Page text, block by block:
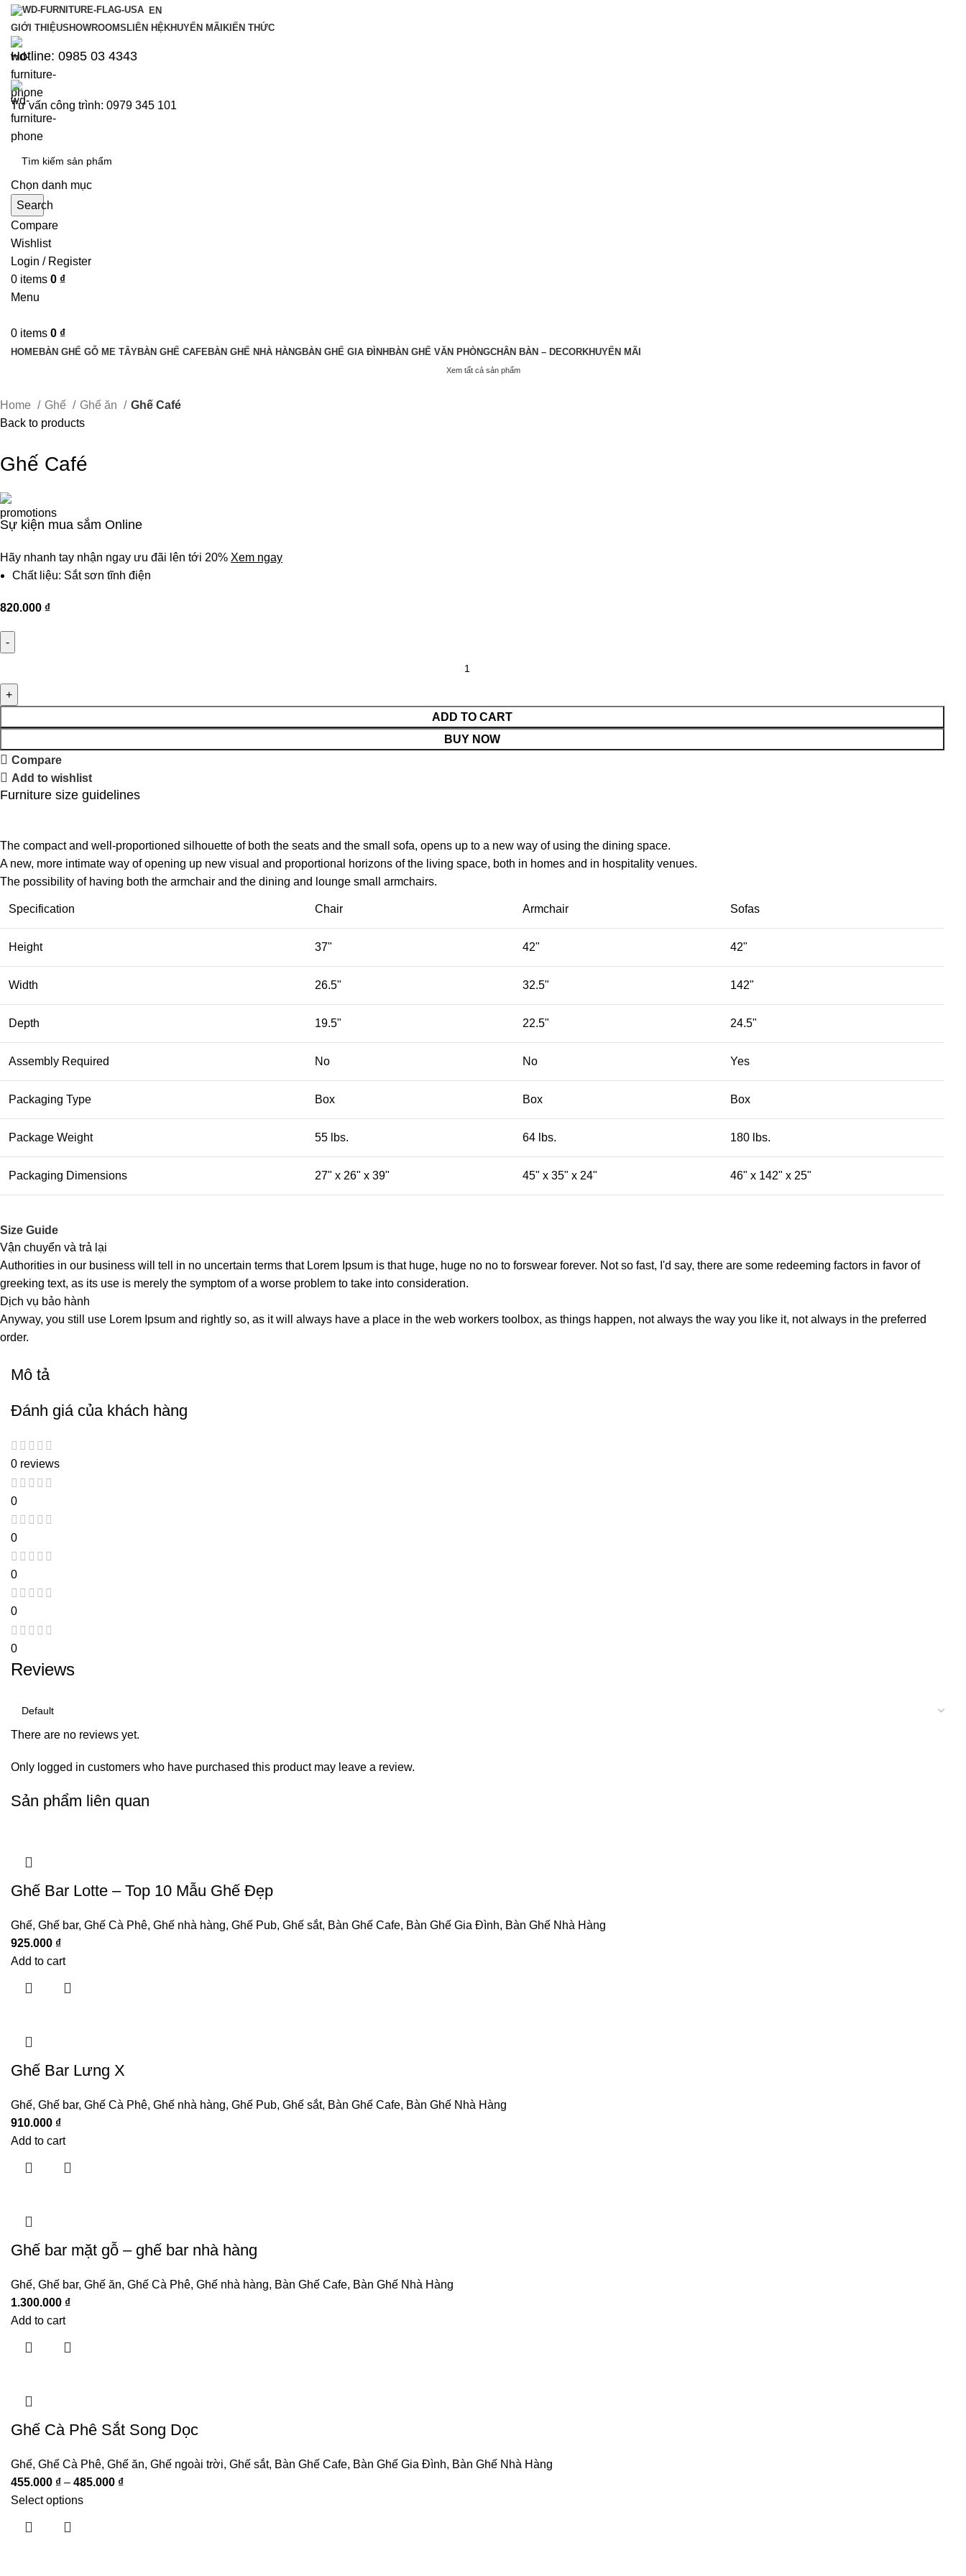
EN
GIỚI THIỆUSHOWROOMS LIÊN HỆKHUYẾN MÃI KIẾN THỨC
Hotline: 0985 03 4343
Tư vấn công trình: 0979 345 101
Chọn danh mục
Search
Compare
Wishlist
Login / Register
0 items 0 ₫
Menu
0 items 0 ₫
HOMEBÀN GHẾ GỖ ME TÂYBÀN GHẾ CAFEBÀN GHẾ NHÀ HÀNGBÀN GHẾ GIA ĐÌNH BÀN GHẾ VĂN PHÒNGCHÂN BÀN – DECORKHUYẾN MÃI
Xem tất cả sản phẩm
Home Ghế Ghế ăn
Ghế Café
Back to products
Ghế Café
Sự kiện mua sắm Online
Hãy nhanh tay nhận ngay ưu đãi lên tới 20% Xem ngay
Chất liệu: Sắt sơn tĩnh điện
820.000 ₫
ADD TO CART
BUY NOW
Compare
Add to wishlist
Furniture size guidelines
The compact and well-proportioned silhouette of both the seats and the small sofa, opens up to a new way of using the dining space.
A new, more intimate way of opening up new visual and proportional horizons of the living space, both in homes and in hospitality venues.‎
The possibility of having both the armchair and the dining and lounge small armchairs.
Specification Chair Armchair Sofas
Height 37" 42" 42"
Width 26.5" 32.5" 142"
Depth 19.5" 22.5" 24.5"
Assembly Required No No Yes
Packaging Type Box Box Box
Package Weight 55 lbs. 64 lbs. 180 lbs.
Packaging Dimensions 27" x 26" x 39" 45" x 35" x 24" 46" x 142" x 25"
Size Guide
Vận chuyển và trả lại
Authorities in our business will tell in no uncertain terms that Lorem Ipsum is that huge, huge no no to forswear forever. Not so fast, I'd say, there are some redeeming factors in favor of
greeking text, as its use is merely the symptom of a worse problem to take into consideration.
Dịch vụ bảo hành
Anyway, you still use Lorem Ipsum and rightly so, as it will always have a place in the web workers toolbox, as things happen, not always the way you like it, not always in the preferred
order.
Mô tả
Đánh giá của khách hàng
0 reviews
0
0
0
0
0
Reviews
There are no reviews yet.
Only logged in customers who have purchased this product may leave a review.
Sản phẩm liên quan
Ghế Bar Lotte – Top 10 Mẫu Ghế Đẹp
Ghế, Ghế bar, Ghế Cà Phê, Ghế nhà hàng, Ghế Pub, Ghế sắt, Bàn Ghế Cafe, Bàn Ghế Gia Đình, Bàn Ghế Nhà Hàng
925.000 ₫
Add to cart
Ghế Bar Lưng X
Ghế, Ghế bar, Ghế Cà Phê, Ghế nhà hàng, Ghế Pub, Ghế sắt, Bàn Ghế Cafe, Bàn Ghế Nhà Hàng
910.000 ₫
Add to cart
Ghế bar mặt gỗ – ghế bar nhà hàng
Ghế, Ghế bar, Ghế ăn, Ghế Cà Phê, Ghế nhà hàng, Bàn Ghế Cafe, Bàn Ghế Nhà Hàng
1.300.000 ₫
Add to cart
Ghế Cà Phê Sắt Song Dọc
Ghế, Ghế Cà Phê, Ghế ăn, Ghế ngoài trời, Ghế sắt, Bàn Ghế Cafe, Bàn Ghế Gia Đình, Bàn Ghế Nhà Hàng
455.000 ₫ – 485.000 ₫
Select options